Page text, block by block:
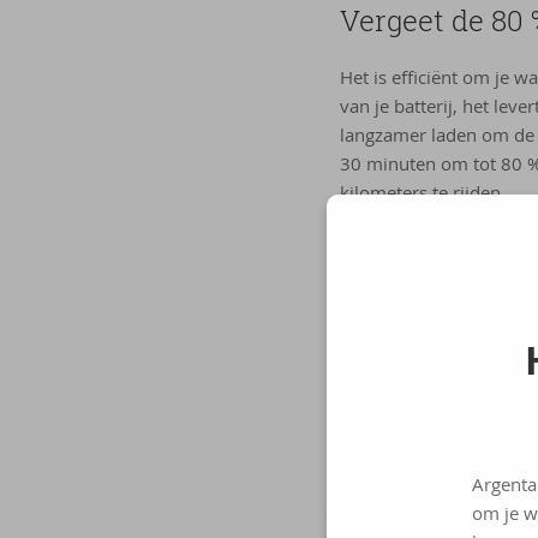
om je
Ver­geet de 80
Het is efficiënt om je
van je batterij, het
langzamer laden om
30 minuten om tot 80
kilometers te rijden.
schakel regeneratief